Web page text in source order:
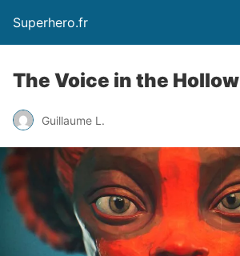
Superhero.fr
The Voice in the Hollow
Guillaume L.